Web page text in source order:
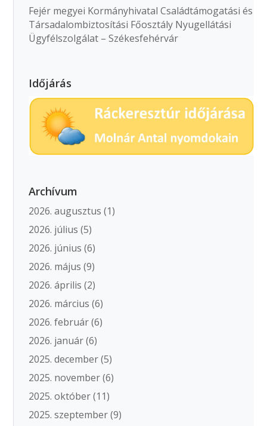
Fejér megyei Kormányhivatal Családtámogatási és
Társadalombiztosítási Főosztály Nyugellátási
Ügyfélszolgálat – Székesfehérvár
Időjárás
Archívum
2026. augusztus (1)
2026. július (5)
2026. június (6)
2026. május (9)
2026. április (2)
2026. március (6)
2026. február(6)
2026. január(6)
2025. december(5)
2025. november(6)
2025. október(11)
2025. szeptember(9)